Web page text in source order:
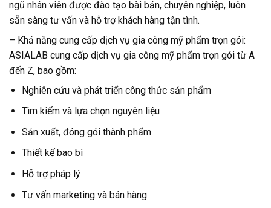
ngũ nhân viên được đào tạo bài bản, chuyên nghiệp, luôn
sẵn sàng tư vấn và hỗ trợ khách hàng tận tình.
– Khả năng cung cấp dịch vụ gia công mỹ phẩm trọn gói:
ASIALAB cung cấp dịch vụ gia công mỹ phẩm trọn gói từ A
đến Z, bao gồm:
Nghiên cứu và phát triển công thức sản phẩm
Tìm kiếm và lựa chọn nguyên liệu
Sản xuất, đóng gói thành phẩm
Thiết kế bao bì
Hỗ trợ pháp lý
Tư vấn marketing và bán hàng